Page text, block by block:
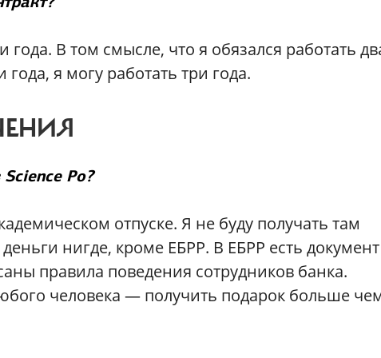
года. В том смысле, что я обязался работать
года, я могу работать три года.
Po?
отпуске. Я не буду получать там
нигде, кроме ЕБРР. В ЕБРР есть документ
правила поведения сотрудников банка.
человека — получить подарок больше